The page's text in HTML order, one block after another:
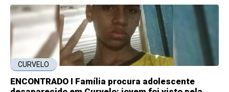
CURVELO
ENCONTRADO I Família procura adolescente